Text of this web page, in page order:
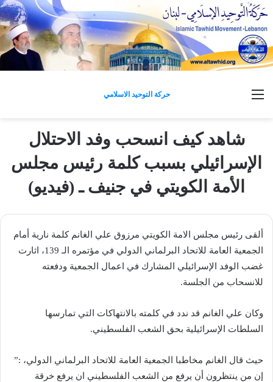
حركة التوحيد الاسلامي
شاهد كيف انسحب وفد الاحتلال
الإسرائيلي بسبب كلمة رئيس مجلس
الأمة الكويتي في جنيف ـ (فيديو)
ألقى رئيس مجلس الامة الكويتي مرزوق علي الغانم كلمة نارية أمام
الجمعية العامة للاتحاد البرلماني الدولي في مؤتمره الـ 139، اثارت
غضب الوفد الإسرائيلي المشارك في اعمال الجمعية ودفعته
للانسحاب من الجلسة.
وكان علي الغانم قد ندد في كلمته بالانتهاكات التي تمارسها
السلطات الإسرائيلية بحق الشعب الفلسطيني.
حيث قال الغانم مخاطبا الجمعية العامة للاتحاد البرلماني الدولي، :”
إن من ينتظرون أن يرفع من الشعب الفلسطيني ان يرفع خرقة